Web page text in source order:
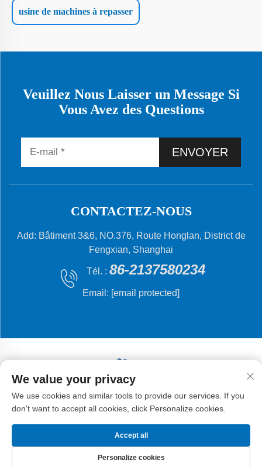
usine de machines à repasser
Veuillez Nous Laisser un Message Si
Vous Avez des Questions
ENVOYER
CONTACTEZ-NOUS
Add: Bâtiment 3&6, NO.376, Route Honglan, District de
Fengxian, Shanghai
Tél. : 86-2137580234
Email: [email protected]
Droits d'auteur © 2024 Shanghai Flying Fish Machinery
Manufacturing Co., Ltd.
We value your privacy
We use cookies and similar tools to provide our services. If you
don't want to accept all cookies, click Personalize cookies.
Personalize cookies
Accept all